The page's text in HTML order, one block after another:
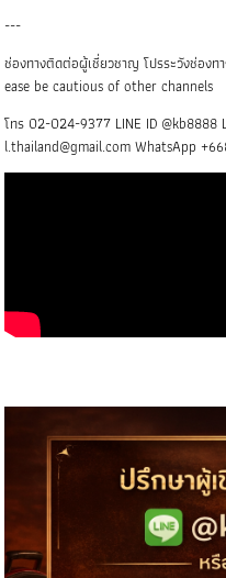
---
ช่องทางติดต่อผู้เชี่ยวชาญ โปรระวังช่อง
ease be cautious of other channels
โทร 02-024-9377 LINE ID
l.thailand@gmail.com WhatsApp